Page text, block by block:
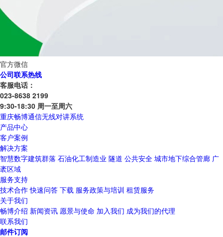
官方微信
公司联系热线
客服电话：
023-8638 2199
9:30-18:30 周一至周六
重庆畅博通信无线对讲系统
产品中心
客户案例
解决方案
智慧数字建筑群落 石油化工制造业 隧道 公共安全 城市地下综合管廊 广
袤区域
服务支持
技术合作 快速问答 下载 服务政策与培训 租赁服务
关于我们
畅博介绍 新闻资讯 愿景与使命 加入我们 成为我们的代理
联系我们
邮件订阅